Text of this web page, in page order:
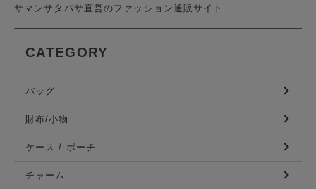
サマンサタバサ直営のファッション通販サイト
CATEGORY
バッグ
財布/小物
ケース / ポーチ
チャーム